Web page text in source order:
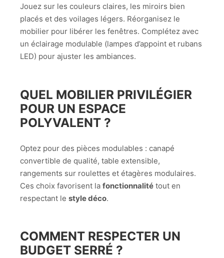
Jouez sur les couleurs claires, les miroirs bien
placés et des voilages légers. Réorganisez le
mobilier pour libérer les fenêtres. Complétez avec
un éclairage modulable (lampes d’appoint et rubans
LED) pour ajuster les ambiances.
QUEL MOBILIER PRIVILÉGIER
POUR UN ESPACE
POLYVALENT ?
Optez pour des pièces modulables : canapé
convertible de qualité, table extensible,
rangements sur roulettes et étagères modulaires.
Ces choix favorisent la fonctionnalité tout en
respectant le style déco.
COMMENT RESPECTER UN
BUDGET SERRÉ ?